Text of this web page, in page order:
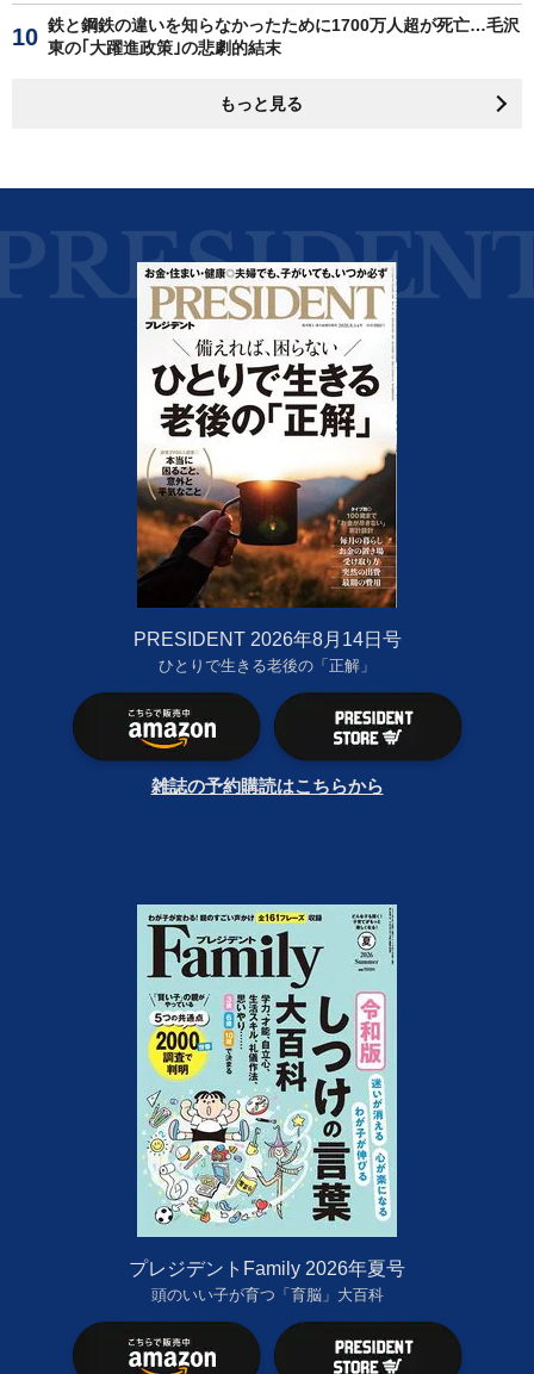
鉄と鋼鉄の違いを知らなかったために1700万人超が死亡…毛沢
東の｢大躍進政策｣の悲劇的結末
もっと見る
PRESIDENT 2026年8月14日号
ひとりで生きる老後の「正解」
雑誌の予約購読はこちらから
プレジデントFamily 2026年夏号
頭のいい子が育つ「育脳」大百科